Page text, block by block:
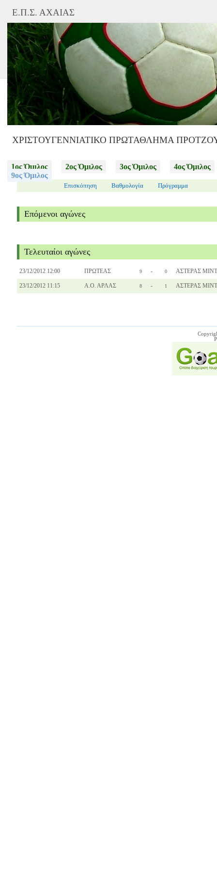
Ε.Π.Σ. ΑΧΑΙΑΣ
ΧΡΙΣΤΟΥΓΕΝΝΙΑΤΙΚΟ ΠΡΩΤΑΘΛΗΜΑ
1ος Όμιλος 2ος Όμιλος 3ος Όμιλος
4ος Όμιλος
9ος Όμιλος
Επισκόπηση Βαθμολογία Πρόγραμμα
Επόμενοι αγώνες
Τελευταίοι αγώνες
23/12/2012 12:00 ΠΡΩΤΕΑΣ 9 - 0 ΑΣΤΕΡΑΣ
23/12/2012 11:15 Α.Ο. ΑΡΛΑΣ 8 - 1 ΑΣΤΕΡΑΣ